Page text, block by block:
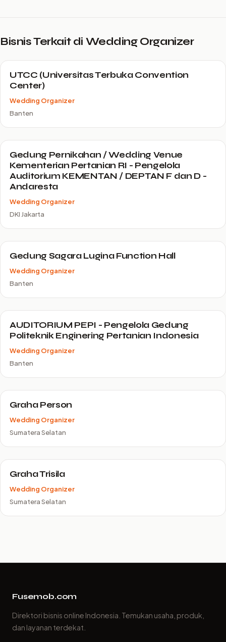
Bisnis Terkait di Wedding Organizer
UTCC (Universitas Terbuka Convention
Center)
Wedding Organizer
Banten
Gedung Pernikahan / Wedding Venue
Kementerian Pertanian RI - Pengelola
Auditorium KEMENTAN / DEPTAN F dan D -
Andaresta
Wedding Organizer
DKI Jakarta
Gedung Sagara Lugina Function Hall
Wedding Organizer
Banten
AUDITORIUM PEPI - Pengelola Gedung
Politeknik Enginering Pertanian Indonesia
Wedding Organizer
Banten
Graha Person
Wedding Organizer
Sumatera Selatan
Graha Trisila
Wedding Organizer
Sumatera Selatan
Fusemob.com
Direktori bisnis online Indonesia. Temukan usaha, produk,
dan layanan terdekat.